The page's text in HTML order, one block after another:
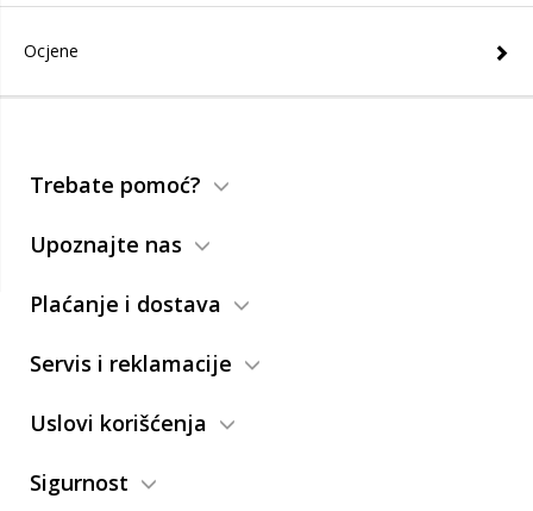
Ocjene
Trebate pomoć?
Upoznajte nas
Plaćanje i dostava
Servis i reklamacije
Uslovi korišćenja
Sigurnost